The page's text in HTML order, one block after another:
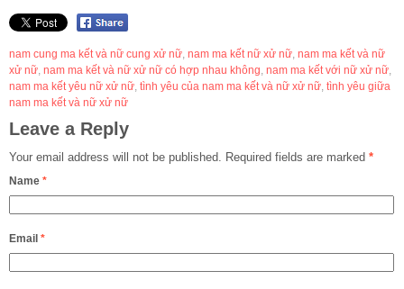
nam cung ma kết và nữ cung xử nữ, nam ma kết nữ xử nữ, nam ma kết và nữ
xử nữ, nam ma kết và nữ xử nữ có hợp nhau không, nam ma kết với nữ xử nữ,
nam ma kết yêu nữ xử nữ, tình yêu của nam ma kết và nữ xử nữ, tình yêu giữa
nam ma kết và nữ xử nữ
Leave a Reply
Your email address will not be published. Required fields are marked *
Name *
Email *